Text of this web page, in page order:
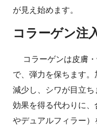
が見え始めます。
コラーゲン注
コラーゲンは皮膚
で、弾力を保ちます
減少し、シワが目立
効果を得る代わりに
やデュアルフィラー